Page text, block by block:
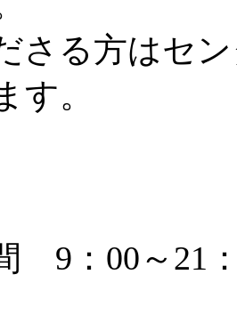
さる方はセ
す。
9：00～21